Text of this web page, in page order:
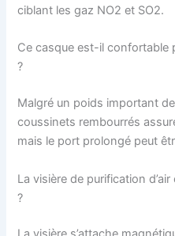
ciblant les gaz NO2 et SO2.
Ce casque est-il confortable
?
Malgré un poids important
coussinets rembourrés
mais le port prolongé peut
La visière de purification
?